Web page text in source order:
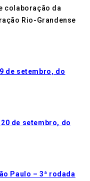
colaboração da
Rio-Grandense
de setembro, do
de setembro, do
Paulo – 3ª rodada